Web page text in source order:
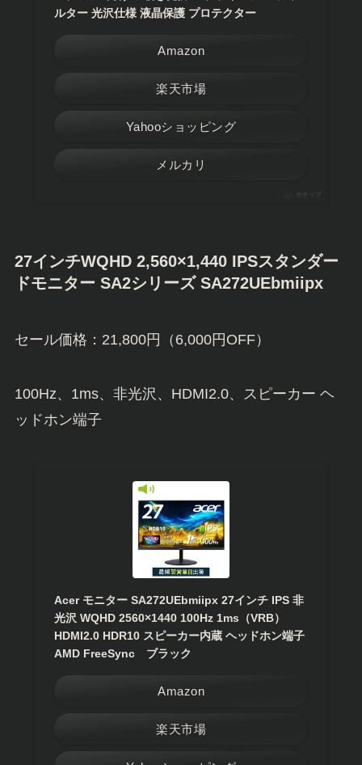
ルター 光沢仕様 液晶保護 プロテクター
Amazon
楽天市場
Yahooショッピング
メルカリ
ポチップ
27インチWQHD 2,560×1,440 IPSスタンダー
ドモニター SA2シリーズ SA272UEbmiipx
セール価格：21,800円（6,000円OFF）
100Hz、1ms、非光沢、HDMI2.0、スピーカー ヘ
ッドホン端子
Acer モニター SA272UEbmiipx 27インチ IPS 非
光沢 WQHD 2560×1440 100Hz 1ms（VRB）
HDMI2.0 HDR10 スピーカー内蔵 ヘッドホン端子
AMD FreeSync ブラック
Amazon
楽天市場